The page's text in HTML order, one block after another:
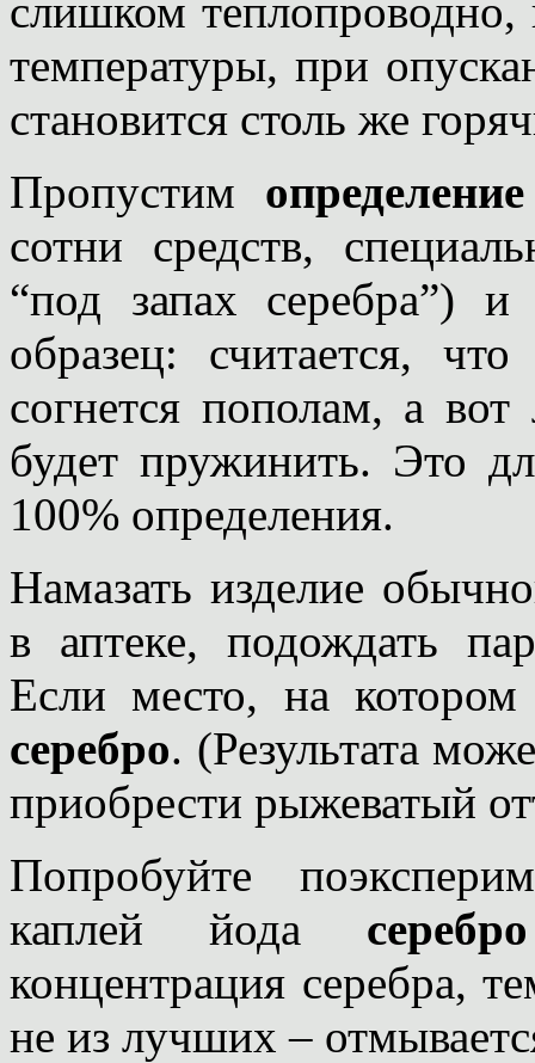
слишком теплопроводно,
температуры, при
становится столь же
Пропустим
сотни средств,
“под запах серебра”)
образец: считается,
согнется пополам, а
будет пружинить. Это
100% определения.
Намазать изделие
в аптеке, подождать
Если место, на
серебро. (Результата
приобрести рыжеватый
Попробуйте
каплей йода серебро
концентрация серебра,
не из лучших –